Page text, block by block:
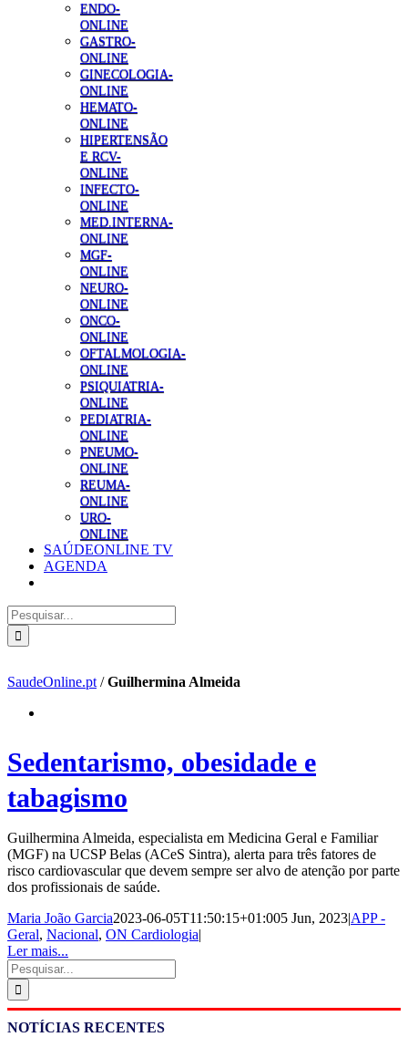
ENDO-
ONLINE
GASTRO-
ONLINE
GINECOLOGIA-
ONLINE
HEMATO-
ONLINE
HIPERTENSÃO
E RCV-
ONLINE
INFECTO-
ONLINE
MED.INTERNA-
ONLINE
MGF-
ONLINE
NEURO-
ONLINE
ONCO-
ONLINE
OFTALMOLOGIA-
ONLINE
PSIQUIATRIA-
ONLINE
PEDIATRIA-
ONLINE
PNEUMO-
ONLINE
REUMA-
ONLINE
URO-
ONLINE
SAÚDEONLINE TV
AGENDA
Pesquisar
SaudeOnline.pt /Guilhermina Almeida
Sedentarismo, obesidade e
tabagismo
Guilhermina Almeida, especialista em Medicina Geral e Familiar
(MGF) na UCSP Belas (ACeS Sintra), alerta para três fatores de
risco cardiovascular que devem sempre ser alvo de atenção por parte
dos profissionais de saúde.
Maria João Garcia2023-06-05T11:50:15+01:005 Jun, 2023|APP -
Geral, Nacional, ON Cardiologia|
Ler mais...
Pesquisar
NOTÍCIAS RECENTES